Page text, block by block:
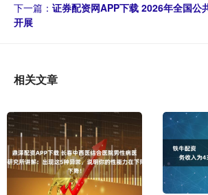
下一篇： 证券配资网APP下载 2026年全国公
开展
相关文章